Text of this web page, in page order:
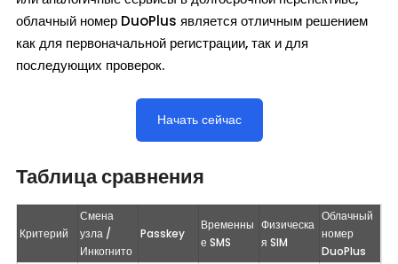
облачный номер DuoPlus является отличным решением
как для первоначальной регистрации, так и для
последующих проверок.
Начать сейчас
Таблица сравнения
Критерий
Смена
узла /
Инкогнито
Passkey
Временны
е SMS
Физическа
я SIM
Облачный
номер
DuoPlus